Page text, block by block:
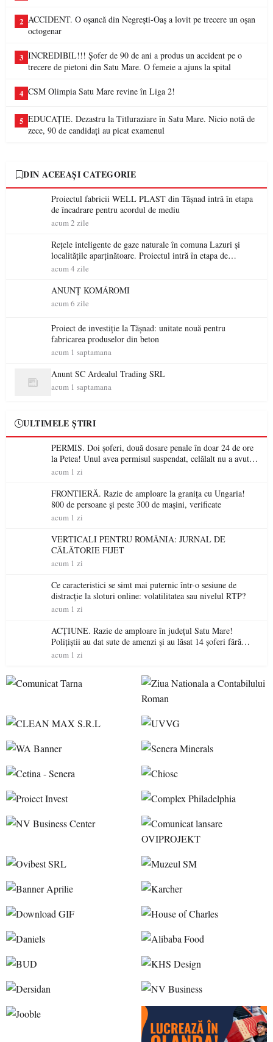
2 ACCIDENT. O oșancă din Negrești-Oaș a lovit pe trecere un oșan
octogenar
3 INCREDIBIL!!! Șofer de 90 de ani a produs un accident pe o
trecere de pietoni din Satu Mare. O femeie a ajuns la spital
4 CSM Olimpia Satu Mare revine în Liga 2!
5 EDUCAȚIE. Dezastru la Titluraziare în Satu Mare. Nicio notă de
zece, 90 de candidați au picat examenul
DIN ACEEAȘI CATEGORIE
Proiectul fabricii WELL PLAST din Tășnad intră în etapa
de încadrare pentru acordul de mediu
acum 2 zile
Rețele inteligente de gaze naturale în comuna Lazuri și
localitățile aparținătoare. Proiectul intră în etapa de
consultare publică
acum 4 zile
ANUNȚ KOMÁROMI
acum 6 zile
Proiect de investiție la Tășnad: unitate nouă pentru
fabricarea produselor din beton
acum 1 saptamana
Anunt SC Ardealul Trading SRL
acum 1 saptamana
ULTIMELE ȘTIRI
PERMIS. Doi șoferi, două dosare penale în doar 24 de ore
la Petea! Unul avea permisul suspendat, celălalt nu a avut
niciodată permis
acum 1 zi
FRONTIERĂ. Razie de amploare la granița cu Ungaria!
800 de persoane și peste 300 de mașini, verificate
acum 1 zi
VERTICALI PENTRU ROMÂNIA: JURNAL DE
CĂLĂTORIE FIJET
acum 1 zi
Ce caracteristici se simt mai puternic într-o sesiune de
distracție la sloturi online: volatilitatea sau nivelul RTP?
acum 1 zi
ACȚIUNE. Razie de amploare în județul Satu Mare!
Polițiștii au dat sute de amenzi și au lăsat 14 șoferi fără
permis într-o singură zi
acum 1 zi